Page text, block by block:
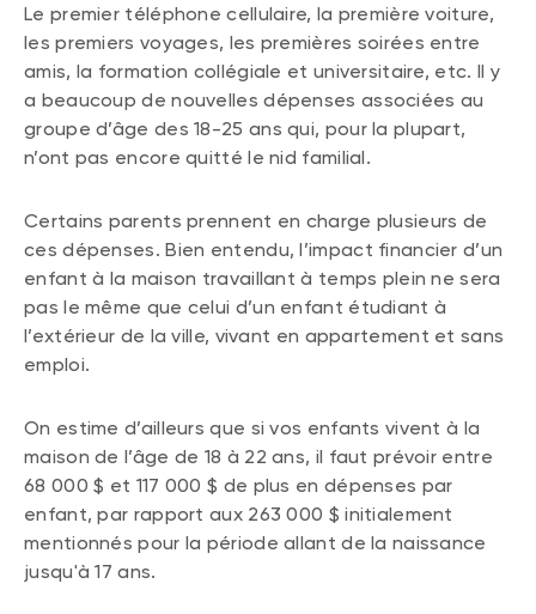
Le premier téléphone cellulaire, la première voiture,
les premiers voyages, les premières soirées entre
amis, la formation collégiale et universitaire, etc. Il y
a beaucoup de nouvelles dépenses associées au
groupe d’âge des 18-25 ans qui, pour la plupart,
n’ont pas encore quitté le nid familial.
Certains parents prennent en charge plusieurs de
ces dépenses. Bien entendu, l’impact financier d’un
enfant à la maison travaillant à temps plein ne sera
pas le même que celui d’un enfant étudiant à
l’extérieur de la ville, vivant en appartement et sans
emploi.
On estime d’ailleurs que si vos enfants vivent à la
maison de l’âge de 18 à 22 ans, il faut prévoir entre
68 000 $ et 117 000 $ de plus en dépenses par
enfant, par rapport aux 263 000 $ initialement
mentionnés pour la période allant de la naissance
jusqu'à 17 ans.